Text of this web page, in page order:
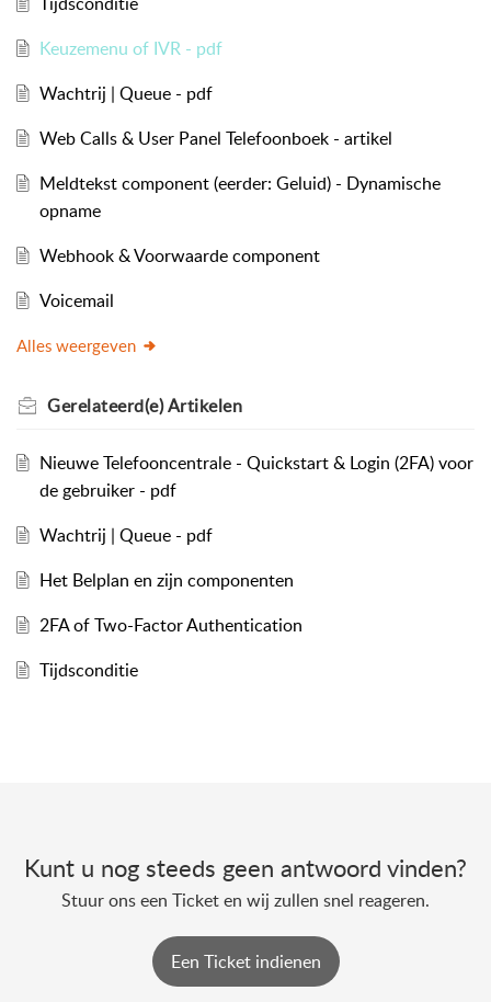
Keuzemenu of IVR - pdf
Wachtrij | Queue - pdf
Web Calls & User Panel Telefoonboek - artikel
Meldtekst component (eerder: Geluid) - Dynamische
opname
Webhook & Voorwaarde component
Voicemail
Alles weergeven
Gerelateerd(e)Artikelen
Nieuwe Telefooncentrale - Quickstart & Login (2FA) voor
de gebruiker - pdf
Wachtrij | Queue - pdf
Het Belplan en zijn componenten
2FA of Two-Factor Authentication
Tijdsconditie
Kunt u nog steeds geen antwoord vinden?
Stuur ons een Ticket en wij zullen snel reageren.
Een Ticket indienen